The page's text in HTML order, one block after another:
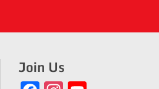
Join Us